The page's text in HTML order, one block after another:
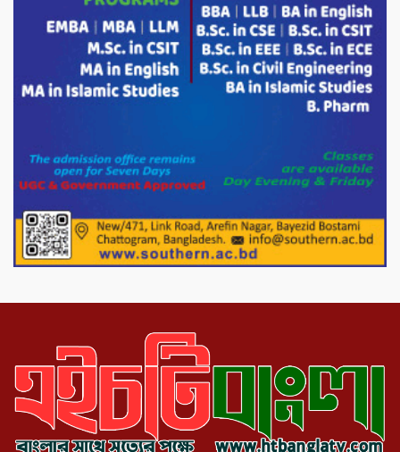
চন্দনাইশের হাশিমপুর ৪ নং ওয়ার্ডে ৫’শতাধিক
হতদরিদ্র পরিবারের মাঝে খাদ্যসামগ্রী বিতরণ
করেন মনজুর মোরশেদ
পরিবেশ রক্ষায় পাটগ্রামে ইহসান ইয়ুথ
মিরপুর-১১ নম্বরে দুর্বৃত্তদের গুলিতে বিএনপি
নেতা গুরুতর আহত
পাটগ্রামে চিকিৎসা সেবায় বীর মুক্তিযোদ্ধা দবির
উদ্দিন ফাউন্ডেশন